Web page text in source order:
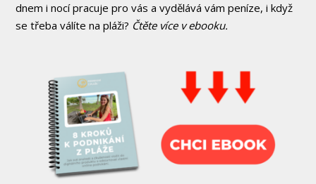
dnem i nocí pracuje pro vás a vydělává vám peníze, i když
se třeba válíte na pláži? Čtěte více v ebooku.